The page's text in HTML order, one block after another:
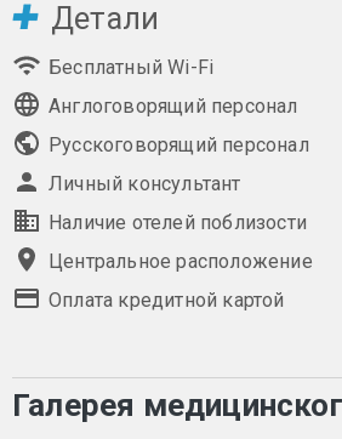
Детали
Бесплатный Wi-Fi
Англоговорящий персонал
Русскоговорящий персонал
Личный консультант
Наличие отелей поблизости
Центральное расположение
Оплата кредитной картой
Галерея